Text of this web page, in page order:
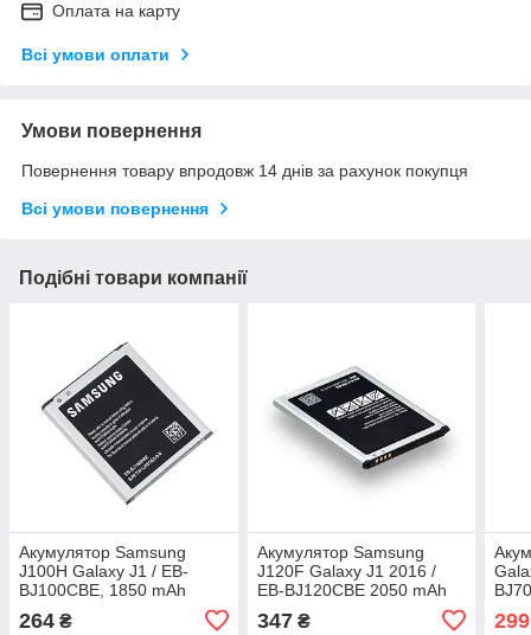
Оплата на карту
Всі умови оплати
Умови повернення
Повернення товару впродовж 14 днів за рахунок покупця
Всі умови повернення
Подібні товари компанії
Акумулятор Samsung
J100H Galaxy J1 / EB-
BJ100CBE, 1850 mAh
264 ₴
Акумулятор Samsung
J120F Galaxy J1 2016 /
EB-BJ120CBE 2050 mAh
347₴ 299